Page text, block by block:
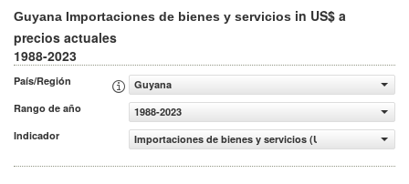
Guyana Importaciones de bienes y servicios in US$ a
precios actuales
1988-2023
País/Región
Guyana
Rango de año
1988-2023
Indicador
Importaciones de bienes y servicios (US$ a precios